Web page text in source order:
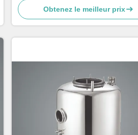
Obtenez le meilleur prix